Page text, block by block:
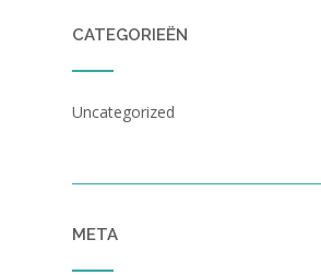
CATEGORIEËN
Uncategorized
META